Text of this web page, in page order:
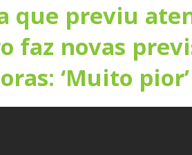
que previu
faz novas
‘Muito pior’